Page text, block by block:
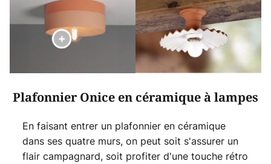
Plafonnier Onice en céramique à lampes
En faisant entrer un plafonnier en céramique
dans ses quatre murs, on peut soit s'assurer un
flair campagnard, soit profiter d'une touche rétro